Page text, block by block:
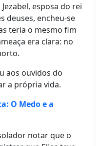
esposa do rei
deuses, encheu-se
teria o mesmo fim
era clara: no
aos ouvidos do
a própria vida.
O Medo e a
notar que o